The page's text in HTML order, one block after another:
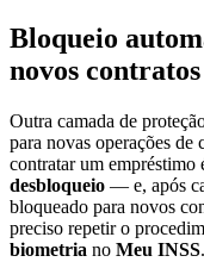
Bloqueio
novos contratos
Outra camada de
para novas operações
contratar um empréstimo
desbloqueio — e, após
bloqueado para novos
preciso repetir o
biometria no Meu INSS.